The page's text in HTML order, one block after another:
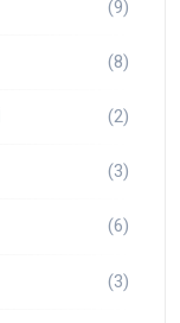
(9)
(8)
(2)
(3)
(6)
(3)